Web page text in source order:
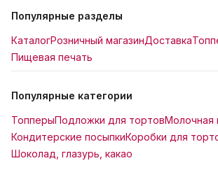
Популярные разделы
КаталогРозничный магазинДоставка
Пищевая печать
Популярные категории
ТопперыПодложки для тортовМолочная
Кондитерские посыпкиКоробки для
Шоколад, глазурь, какао